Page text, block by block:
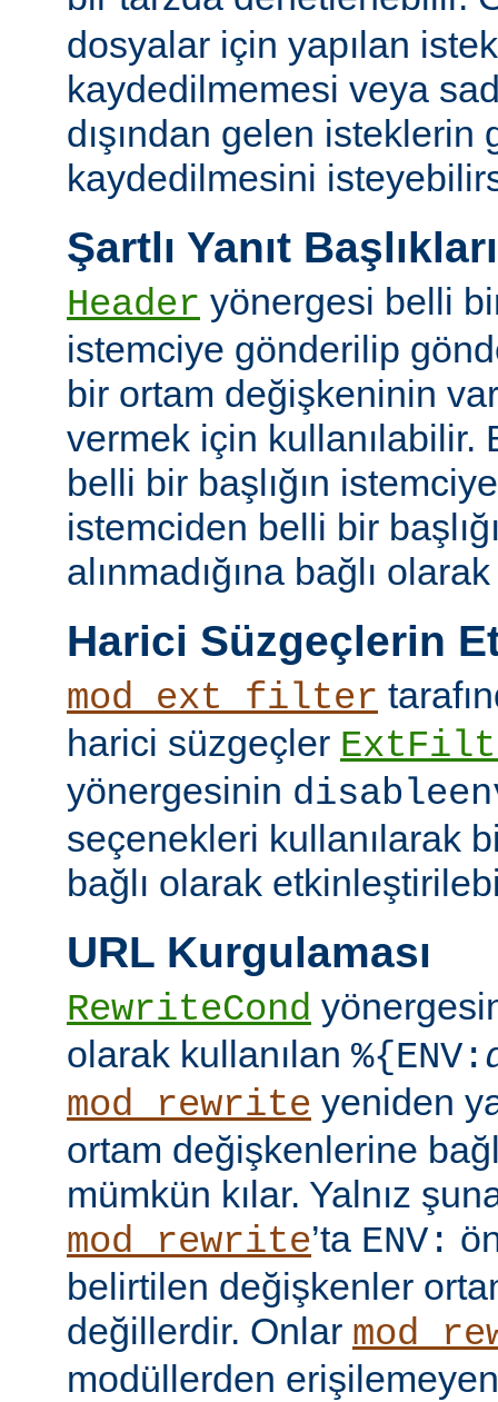
dosyalar için yapılan
kaydedilmemesi veya
dışından gelen isteklerin
kaydedilmesini
Şartlı Yanıt Başlıkları
Header yönergesi belli bir
istemciye gönderilip
bir ortam değişkeninin
vermek için kullanılabilir.
belli bir başlığın
istemciden belli bir
alınmadığına bağlı
Harici Süzgeçlerin
mod_ext_filter
harici süzgeçler
yönergesinin
seçenekleri kullanılarak
bağlı olarak
URL Kurgulaması
RewriteCond
olarak kullanılan %{ENV:
mod_rewrite yeniden
ortam değişkenlerine
mümkün kılar. Yalnız
mod_rewrite’ta ENV:
belirtilen değişkenler
değillerdir. Onlar
modüllerden